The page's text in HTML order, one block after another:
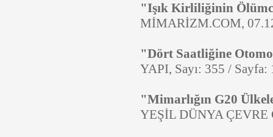
"Işık Kirliliğinin
MİMARİZM.COM,
"Dört Saatliğine
YAPI, Sayı: 355 /
"Mimarlığın G20
YEŞİL DÜNYA ÇEVRE